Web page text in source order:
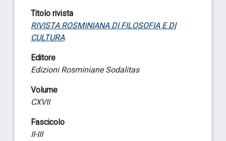
Titolo rivista
RIVISTA ROSMINIANA DI FILOSOFIA E DI
CULTURA
Editore
Edizioni Rosminiane Sodalitas
Volume
CXVII
Fascicolo
II-III